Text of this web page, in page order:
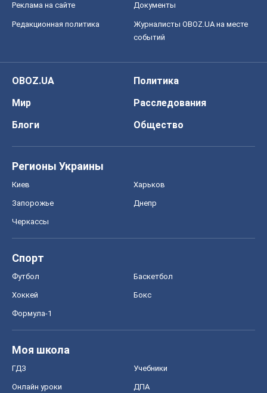
Реклама на сайте Документы
Редакционная политика
Журналисты OBOZ.UA на месте
событий
OBOZ.UA
Политика
Мир
Расследования
Блоги
Общество
Регионы Украины
Киев Харьков
Запорожье Днепр
Черкассы
Спорт
Футбол Баскетбол
Хоккей Бокс
Формула-1
Моя школа
ГДЗ Учебники
Онлайн уроки ДПА